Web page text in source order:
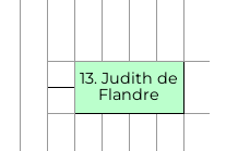
13. Judith de
Flandre